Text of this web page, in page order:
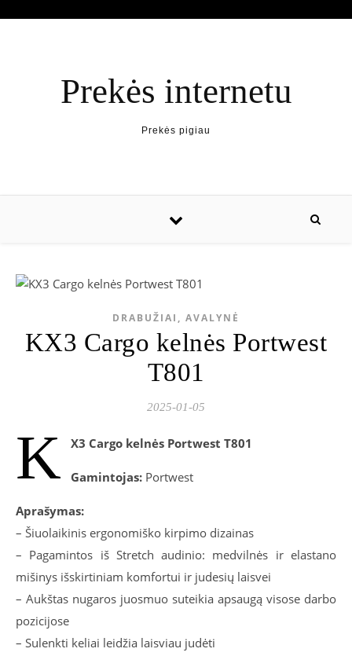
Prekės internetu
Prekės pigiau
DRABUŽIAI, AVALYNĖ
KX3 Cargo kelnės Portwest
T801
2025-01-05
K X3 Cargo kelnės Portwest T801
Gamintojas: Portwest
Aprašymas:
– Šiuolaikinis ergonomiško kirpimo dizainas
– Pagamintos iš Stretch audinio: medvilnės ir elastano
mišinys išskirtiniam komfortui ir judesių laisvei
– Aukštas nugaros juosmuo suteikia apsaugą visose darbo
pozicijose
– Sulenkti keliai leidžia laisviau judėti